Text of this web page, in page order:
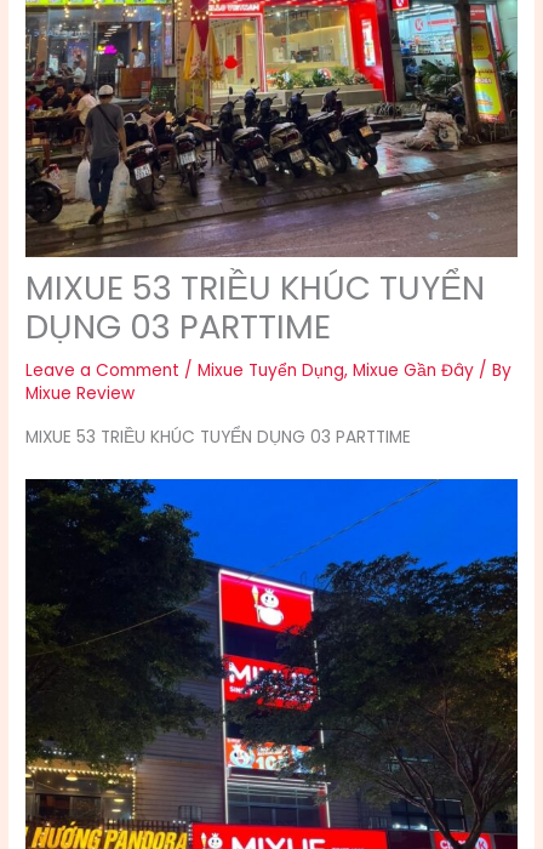
MIXUE 53 TRIỀU KHÚC TUYỂN
DỤNG 03 PARTTIME
Leave a Comment /Mixue Tuyển Dụng,Mixue Gần Đây / By
Mixue Review
MIXUE 53 TRIỀU KHÚC TUYỂN DỤNG 03 PARTTIME